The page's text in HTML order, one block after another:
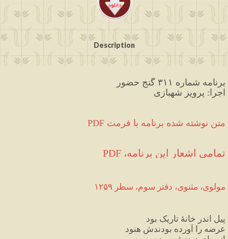
Description
برنامه شماره ۳۱۱ گنج حضور
اجرا: پرویز شهبازی
PDF متن نوشته شده برنامه با فرمت
تمامی اشعار این برنامه، PDF
مولوی، مثنوی، دفتر سوم، سطر ۱۲۵۹
پیل اندر خانهٔ تاریک بود
عرضه را آورده بودندش هنود